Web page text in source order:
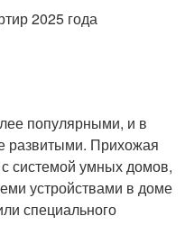
2025 года
популярными, и в
развитыми. Прихожая
системой умных домов,
устройствами в доме
специального